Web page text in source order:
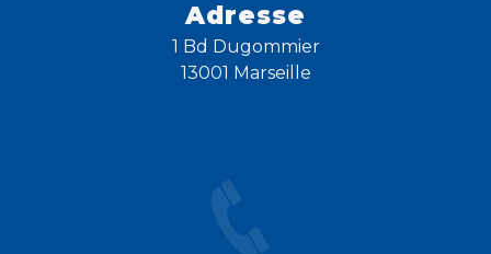
Adresse
1 Bd Dugommier
13001 Marseille